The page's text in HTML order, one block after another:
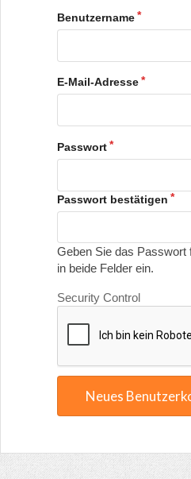
Benutzername
E-Mail-Adresse
Passwort
Passwort bestätigen
Geben Sie das Passwort
in beide Felder ein.
Security Control